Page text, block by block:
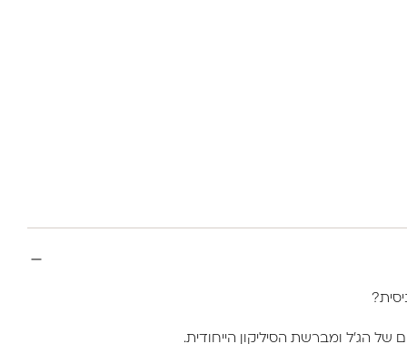
הג'ל ומברשת הסיליקון הייחודית.